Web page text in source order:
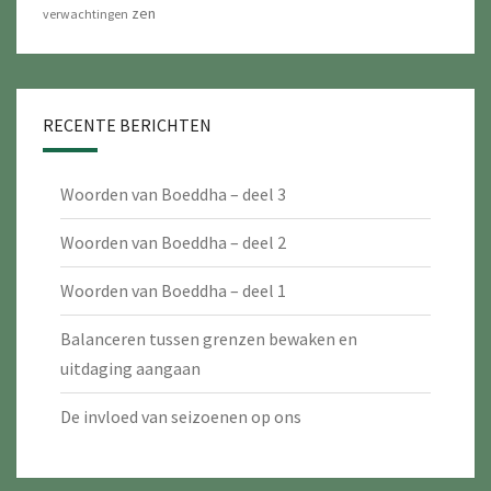
verwachtingen zen
RECENTE BERICHTEN
Woorden van Boeddha – deel 3
Woorden van Boeddha – deel 2
Woorden van Boeddha – deel 1
Balanceren tussen grenzen bewaken en
uitdaging aangaan
De invloed van seizoenen op ons